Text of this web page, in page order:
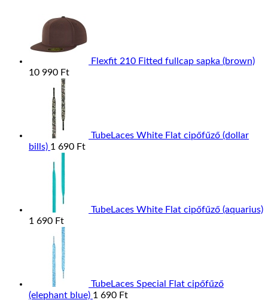
Flexfit 210 Fitted fullcap sapka (brown)
10 990 Ft
TubeLaces White Flat cipőfűző (dollar
bills) 1 690 Ft
TubeLaces White Flat cipőfűző (aquarius)
1 690 Ft
TubeLaces Special Flat cipőfűző
(elephant blue) 1 690 Ft